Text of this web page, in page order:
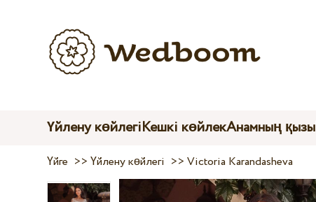
Үйлену көйлегіКешкі көйлекАнамның қызы
Үйге >>Үйлену көйлегі >>Victoria Karandasheva